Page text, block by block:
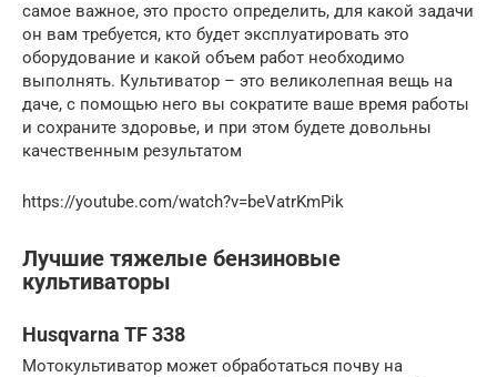
самое важное, это просто определить, для какой задачи
он вам требуется, кто будет эксплуатировать это
оборудование и какой объем работ необходимо
выполнять. Культиватор – это великолепная вещь на
даче, с помощью него вы сократите ваше время работы
и сохраните здоровье, и при этом будете довольны
качественным результатом
https://youtube.com/watch?v=beVatrKmPik
Лучшие тяжелые бензиновые
культиваторы
Husqvarna TF 338
Мотокультиватор может обработаться почву на